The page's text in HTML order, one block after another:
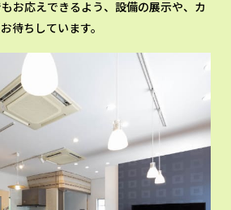
お応えできるよう、設備の展示や、カ
待ちしています。